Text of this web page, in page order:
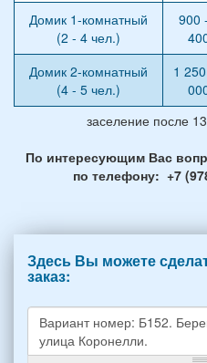
Домик 1-комнатный
(2 - 4 чел.)
900
Домик 2-комнатный
(4 - 5 чел.)
1
заселение после
По интересующим Вас
по телефону: +7
Здесь Вы можете
заказ: